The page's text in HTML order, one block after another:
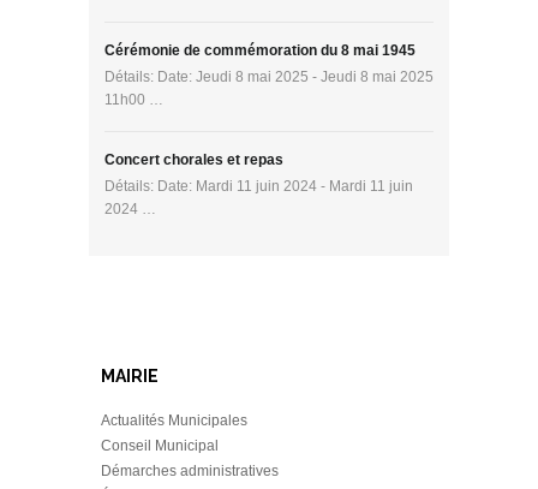
Cérémonie de commémoration du 8 mai 1945
Détails: Date: Jeudi 8 mai 2025 - Jeudi 8 mai 2025
11h00 …
Concert chorales et repas
Détails: Date: Mardi 11 juin 2024 - Mardi 11 juin
2024 …
MAIRIE
Actualités Municipales
Conseil Municipal
Démarches administratives